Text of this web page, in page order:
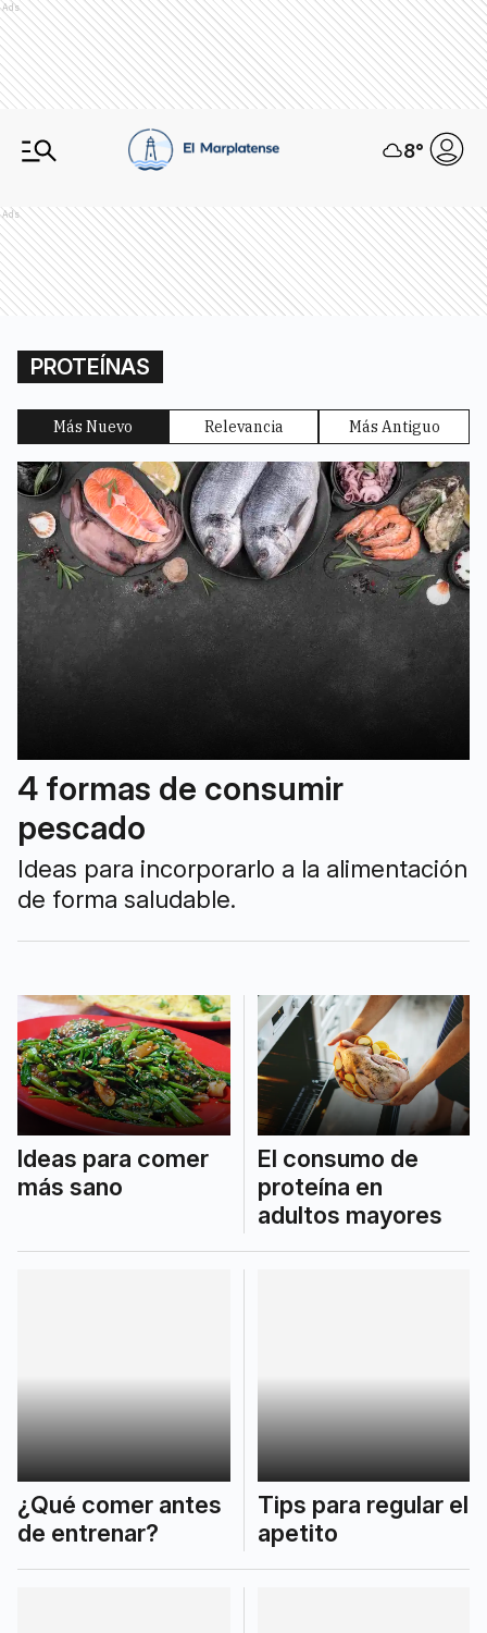
Ads
8°
Ads
PROTEÍNAS
Más Nuevo Relevancia Más Antiguo
4 formas de consumir
pescado
Ideas para incorporarlo a la alimentación
de forma saludable.
Ideas para comer
más sano
El consumo de
proteína en
adultos mayores
¿Qué comer antes
de entrenar?
Tips para regular el
apetito